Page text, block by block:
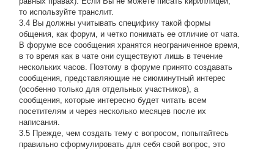
то используйте транслит.
3.4 Вы должны учитывать специфику такой формы
общения, как форум, и четко понимать ее отличие от чата.
В форуме все сообщения хранятся неограниченное время,
в то время как в чате они существуют лишь в течение
нескольких часов. Поэтому в форуме принято создавать
сообщения, представляющие не сиюминутный интерес
(особенно только для отдельных участников), а
сообщения, которые интересно будет читать всем
посетителям и через несколько месяцев после их
написания.
3.5 Прежде, чем создать тему с вопросом, попытайтесь
правильно сформулировать для себя свой вопрос, это